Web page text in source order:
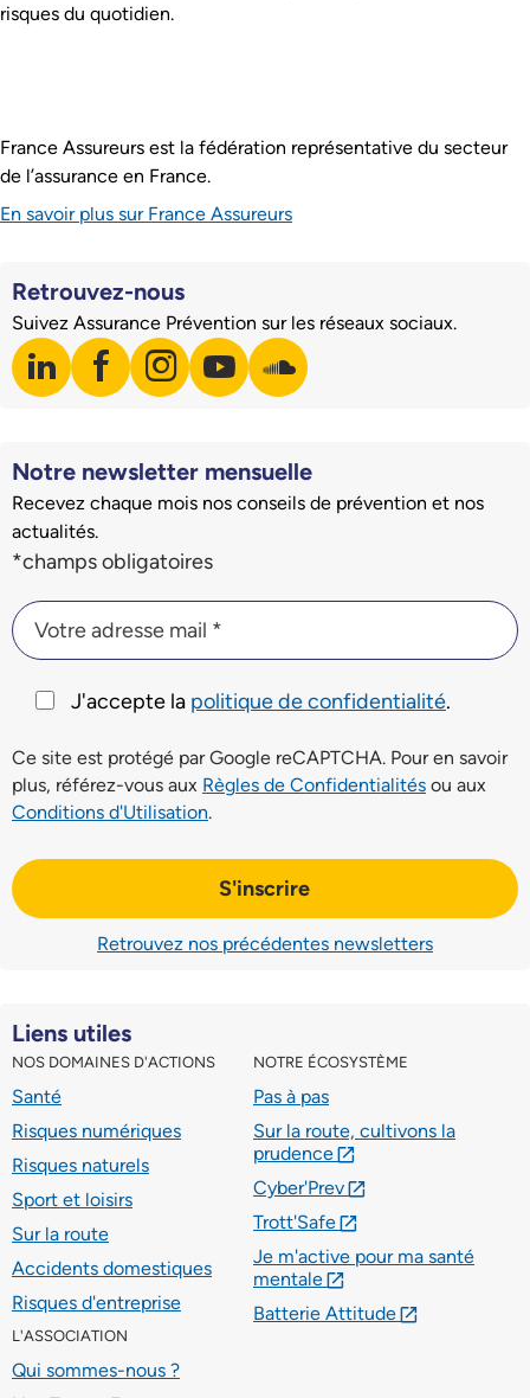
risques du quotidien.
France Assureurs est la fédération représentative du secteur
de l’assurance en France.
En savoir plus sur France Assureurs
Liens utiles
NOS DOMAINES D'ACTIONS
Santé
Risques numériques
Risques naturels
Sport et loisirs
Sur la route
Accidents domestiques
Risques d'entreprise
NOTRE ÉCOSYSTÈME
Pas à pas
Sur la route, cultivons la
prudence lien externe
Cyber'Prev lien externe
Trott'Safe lien externe
Je m'active pour ma santé
mentale lien externe
Batterie Attitude lien externe
L'ASSOCIATION
Qui sommes-nous ?
Retrouvez-nous
Suivez Assurance Prévention sur les réseaux sociaux.
linkedin
Visiter notre page LinkedIn
facebook
Visiter notre page Facebook
instagram
Visiter notre page Instagram
youtube
Visiter notre page Youtube
soundcloud
Visiter notre page
Notre newsletter mensuelle
Recevez chaque mois nos conseils de prévention et nos
actualités.
Champs du formulaire d'inscription à la newsletter
*champs obligatoires
Votre adresse mail *
Votre adresse mail *
J'accepte la politique de confidentialité.
Ce site est protégé par Google reCAPTCHA. Pour en savoir
plus, référez-vous aux Règles de Confidentialités ou aux
Conditions d'Utilisation.
S'inscrire
Retrouvez nos précédentes newsletters